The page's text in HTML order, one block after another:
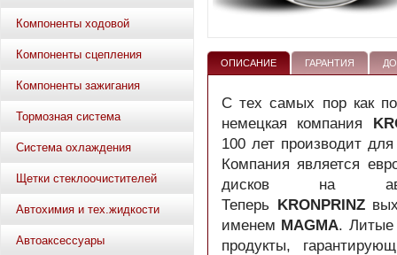
ОПИСАНИЕ ГАРАНТИЯ
С тех самых пор как
немецкая компания
100 лет производит
Компания является
дисков на
Теперь KRONPRINZ
именем MAGMA.
продукты,
Компоненты ходовой
Компоненты сцепления
Компоненты зажигания
Тормозная система
Система охлаждения
Щетки стеклоочистителей
Автохимия и тех.жидкости
Автоаксессуары